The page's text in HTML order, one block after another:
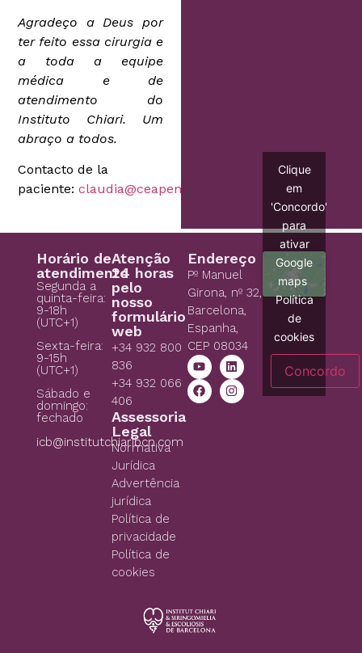
Agradeço a Deus por
ter feito essa cirurgia e
a toda a equipe
médica e de
atendimento do
Instituto Chiari. Um
abraço a todos.
Contacto de la
paciente:claudia@ceapema.org.br
Horário de
atendimento
Segunda a
quinta-feira:
9-18h
(UTC+1)
Sexta-feira:
9-15h
(UTC+1)
Sábado e
domingo:
fechado
icb@institutchiaribcn.com
Atenção
24 horas
pelo
nosso
formulário
web
+34 932 800
836
+34 932 066
406
Assessoria
Legal
Normativa
Jurídica
Advertência
jurídica
Política de
privacidade
Política de
cookies
Endereço
Pº Manuel
Girona, nº 32,
Barcelona,
Espanha,
CEP 08034
Clique
em
'Concordo'
para
ativar
Google
maps
Política
de
cookies
Concordo